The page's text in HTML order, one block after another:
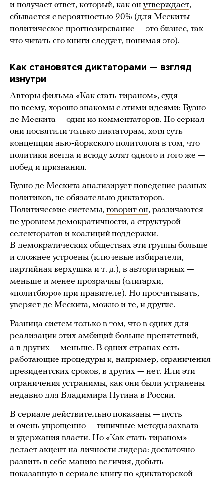
и получает ответ, который, как он утверждает,
сбывается с вероятностью 90% (для Мескиты
политическое прогнозирование — это бизнес, так
что читать его книги следует, понимая это).
Как становятся диктаторами — взгляд
изнутри
Авторы фильма «Как стать тираном», судя
по всему, хорошо знакомы с этими идеями: Буэно
де Мескита — один из комментаторов. Но сериал
они посвятили только диктаторам, хотя суть
концепции нью-йоркского политолога в том, что
политики всегда и всюду хотят одного и того же —
побед и признания.
Буэно де Мескита анализирует поведение разных
политиков, не обязательно диктаторов.
Политические системы, говорит он, различаются
не уровнем демократичности, а структурой
селекторатов и коалиций поддержки.
В демократических обществах эти группы больше
и сложнее устроены (ключевые избиратели,
партийная верхушка и т. д.), в авторитарных —
меньше и менее прозрачны (олигархи,
«политбюро» при правителе). Но просчитывать,
уверяет де Мескита, можно и те, и другие.
Разница систем только в том, что в одних для
реализации этих амбиций больше препятствий,
а в других — меньше. В одних странах есть
работающие процедуры и, например, ограничения
президентских сроков, в других — нет. Или эти
ограничения устранимы, как они были устранены
недавно для Владимира Путина в России.
В сериале действительно показаны — пусть
и очень упрощенно — типичные методы захвата
и удержания власти. Но «Как стать тираном»
делает акцент на личности лидера: достаточно
развить в себе манию величия, добыть
показанную в сериале книгу по «диктаторской